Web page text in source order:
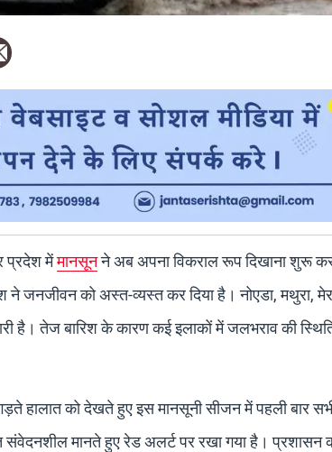
प्रदेश मेंमानसूनने अब अपना विकराल रूप दिखाना शुरू
ने जनजीवन को अस्त-व्यस्त कर दिया है। नोएडा,
है। तेज बारिश के कारण कई इलाकों में जलभराव की
हालात को देखते हुए इस मानसूनी सीजन में पहली बार
मानते हुए रेड अलर्ट पर रखा गया है। प्रशासन